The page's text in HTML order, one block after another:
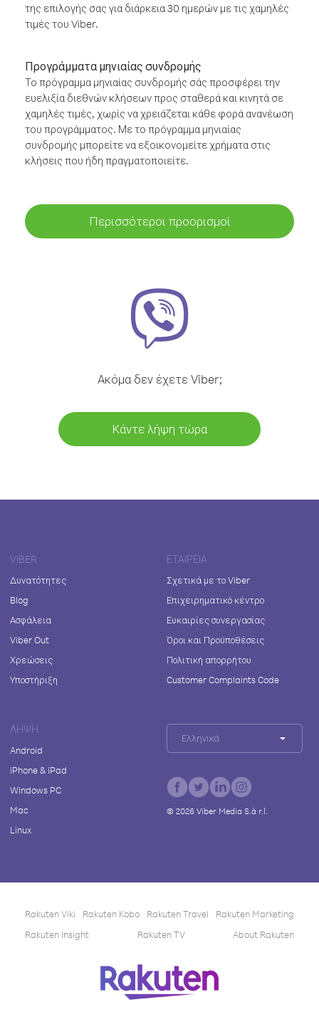
της επιλογής σας για διάρκεια 30 ημερών με τις χαμηλές
τιμές του Viber.
Προγράμματα μηνιαίας συνδρομής
Το πρόγραμμα μηνιαίας συνδρομής σάς προσφέρει την
ευελιξία διεθνών κλήσεων προς σταθερά και κινητά σε
χαμηλές τιμές, χωρίς να χρειάζεται κάθε φορά ανανέωση
του προγράμματος. Με το πρόγραμμα μηνιαίας
συνδρομής μπορείτε να εξοικονομείτε χρήματα στις
κλήσεις που ήδη πραγματοποιείτε.
Περισσότεροι προορισμοί
Ακόμα δεν έχετε Viber;
Κάντε λήψη τώρα
VIBER
Δυνατότητες
Blog
Ασφάλεια
Viber Out
Χρεώσεις
Υποστήριξη
ΕΤΑΙΡΕΊΑ
Σχετικά με το Viber
Επιχειρηματικό κέντρο
Ευκαιρίες συνεργασίας
Όροι και Προϋποθέσεις
Πολιτική απορρήτου
Customer Complaints Code
ΛΉΨΗ
Android
iPhone & iPad
Windows PC
Mac
Linux
Ελληνικά
© 2026Viber Media S.à r.l.
Rakuten Viki Rakuten Kobo Rakuten Travel
Rakuten Marketing
Rakuten Insight
Rakuten TV About Rakuten